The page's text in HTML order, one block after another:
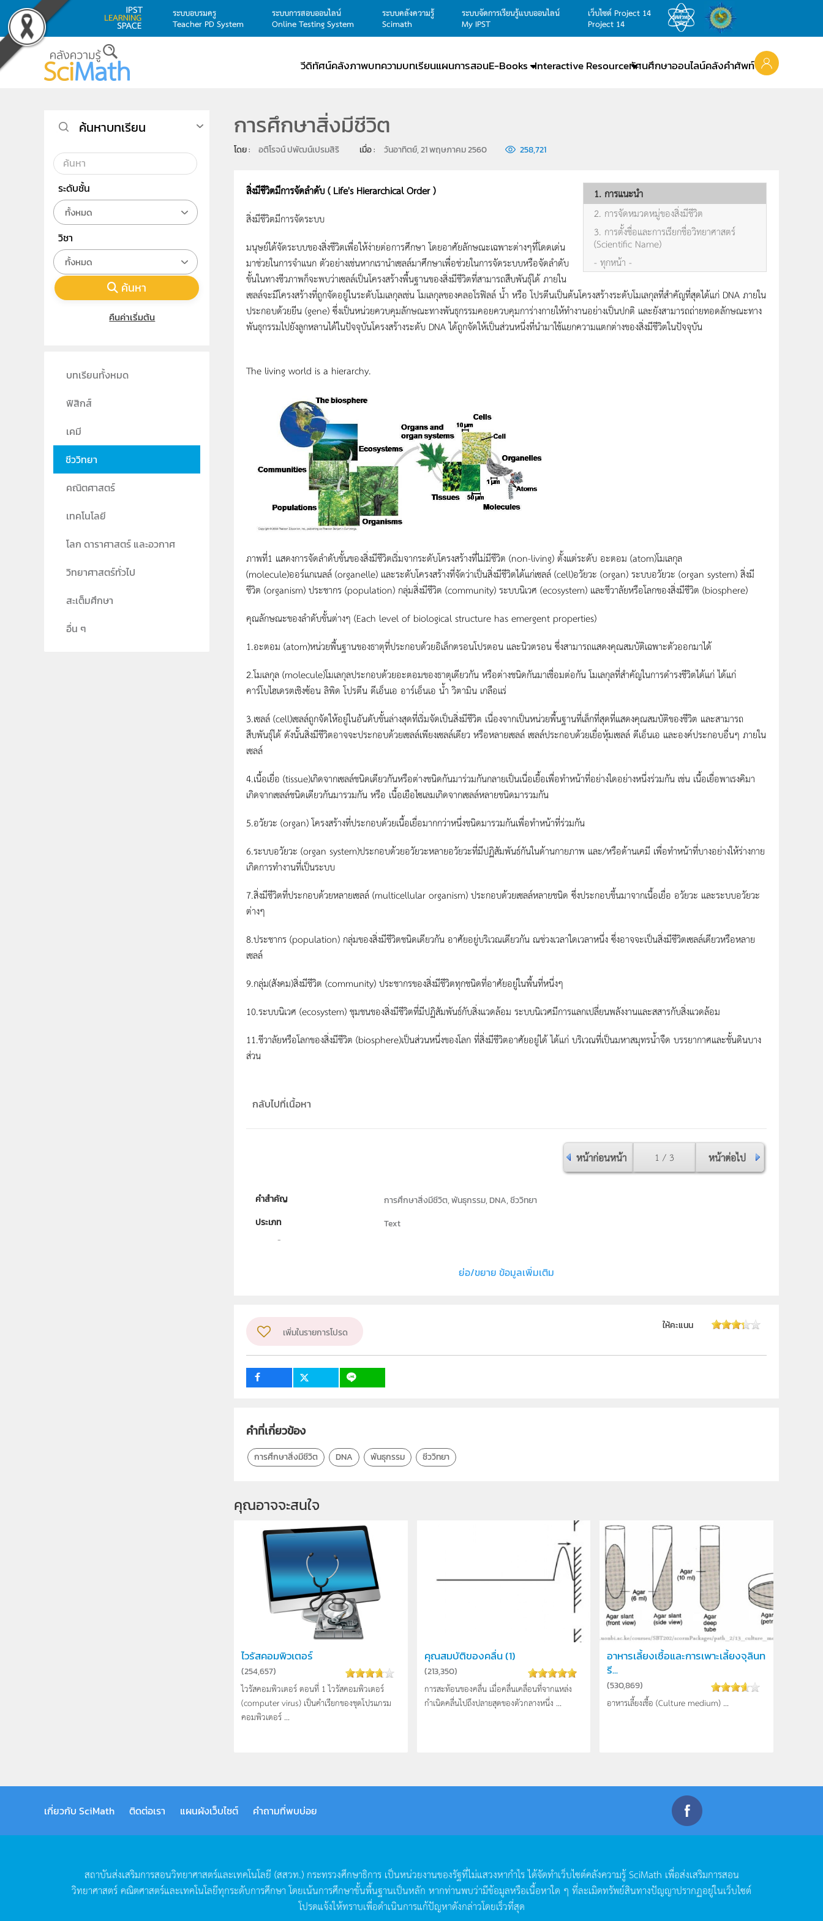
Skip to main content
ระบบอบรมครู
Teacher PD System
ระบบการสอบออนไลน์
Online Testing System
ระบบคลังความรู้
Scimath
ระบบจัดการเรียนรู้แบบออนไลน์
My IPST
เว็บไซต์ Project 14
Project 14
วีดิทัศน์คลังภาพบทความบทเรียนแผนการสอนE-Books Interactive Resourceทัศนศึกษาออนไลน์คลังคำศัพท์
การศึกษาสิ่งมีชีวิต
โดย : อติโรจน์ ปพัฒน์เปรมสิริ เมื่อ : วันอาทิตย์, 21 พฤษภาคม 2560 258,721
1. การแนะนำ
2. การจัดหมวดหมู่ของสิ่งมีชีวิต
3. การตั้งชื่อและการเรียกชื่อวิทยาศาสตร์
(Scientific Name)
- ทุกหน้า -
สิ่งมีชีวิตมีการจัดลำดับ ( Life's Hierarchical Order )
สิ่งมีชีวิตมีการจัดระบบ
มนุษย์ได้จัดระบบของสิ่งชีวิตเพื่อให้ง่ายต่อการศึกษา โดยอาศัยลักษณะเฉพาะต่างๆที่โดดเด่น
มาช่วยในการจำเเนก ตัวอย่างเช่นหากเรานำเซลล์มาศึกษาเพื่อช่วยในการจัดระบบหรือจัดลำดับ
ขั้นในทางชีวภาพก็จะพบว่าเซลล์เป็นโครงสร้างพื้นฐานของสิ่งมีชีวิตที่สามารถสืบพันธุ์ได้ ภายใน
เซลล์จะมีโครงสร้างที่ถูกจัดอยู่ในระดับโมเลกุลเช่น โมเลกุลของคลอโรฟิลล์ น้ำ หรือ โปรตีนเป็นต้นโครงสร้างระดับโมเลกุลที่สำคัญที่สุดได้แก่ DNA ภายใน
ประกอบด้วยยีน (gene) ซึ่งเป็นหน่วยควบคุมลักษณะทางพันธุกรรมคอยควบคุมการ่างกายให้ทำงานอย่างเป็นปกติ เเละยังสามารถถ่ายทอดลักษณะทาง
พันธุกรรมไปยังลูกหลานได้ในปัจจุบันโครงสร้างระดับ DNA ได้ถูกจัดให้เป็นส่วนหนึ่งที่นำมาใช้แยกความเเตกต่างของสิ่งมีชีวิตในปัจจุบัน
The living world is a hierarchy.
ภาพที่1 เเสดงการจัดลำดับขั้นของสิ่งมีชีวิตเริ่มจากระดับโครงสร้างที่ไม่มีชีวิต (non-living) ตั้งเเต่ระดับ อะตอม (atom)โมเลกุล
(molecule)ออร์เเกเนลล์ (organelle) เเละระดับโครงสร้างที่จัดว่าเป็นสิ่งมีชีวิตได้แก่เซลล์ (cell)อวัยวะ (organ) ระบบอวัยวะ (organ system) สิ่งมี
ชีวิต (organism) ประชากร (population) กลุ่มสิ่งมีชีวิต (community) ระบบนิเวศ (ecosystem) เเละชีวาลัยหรือโลกของสิ่งมีชีวิต (biosphere)
คุณลักษณะของลำดับขั้นต่างๆ (Each level of biological structure has emergent properties)
1.อะตอม (atom)หน่วยพื้นฐานของธาตุที่ประกอบด้วยอิเล็กตรอนโปรตอน และนิวตรอน ซึ่งสามารถเเสดงคุณสมบัติเฉพาะตัวออกมาได้
2.โมเลกุล (molecule)โมเลกุลประกอบด้วยอะตอมของธาตุเดียวกัน หรือต่างชนิดกันมาเชื่อมต่อกัน โมเลกุลที่สำคัญในการดำรงชีวิตได้แก่ ได้แก่
คาร์โบไฮเดรตเชิงซ้อน ลิพิด โปรตีน ดีเอ็นเอ อาร์เอ็นเอ น้ำ วิตามิน เกลือเเร่
3.เซลล์ (cell)เซลล์ถูกจัดให้อยู่ในอันดับขั้นล่างสุดที่เริ่มจัดเป็นสิ่งมีชีวิต เนื่องจากเป็นหน่วยพื้นฐานที่เล็กที่สุดที่แสดงคุณสมบัติของชีวิต และสามารถ
สืบพันธุ์ได้ ดังนั้นสิ่งมีชีวิตอาจจะประกอบด้วยเซลล์เพียงเซลล์เดียว หรือหลายเซลล์ เซลล์ประกอบด้วยเยื่อหุ้มเซลล์ ดีเอ็นเอ และองค์ประกอบอื่นๆ ภายใน
เซลล์
4.เนื้อเยื่อ (tissue)เกิดจากเซลล์ชนิดเดียวกันหรือต่างชนิดกันมาร่วมกันกลายเป็นเนื่อเยื้อเพื่อทำหน้าที่อย่างใดอย่างหนึ่งร่วมกัน เช่น เนื้อเยื่อพาเรงคิมา
เกิดจากเซลล์ชนิดเดียวกันมารวมกัน หรือ เนื้อเยือไซเลมเกิดจากเซลล์หลายชนิดมารวมกัน
5.อวัยวะ (organ) โครงสร้างที่ประกอบด้วยเนื้อเยื่อมากกว่าหนึ่งชนิดมารวมกันเพื่อทำหน้าที่ร่วมกัน
6.ระบบอวัยวะ (organ system)ประกอบด้วยอวัยวะหลายอวัยวะที่มีปฏิสัมพันธ์กันในด้านกายภาพ และ/หรือด้านเคมี เพื่อทำหน้าที่บางอย่างให้ร่างกาย
เกิดการทำงานที่เป็นระบบ
7.สิ่งมีชีวิตที่ประกอบด้วยหลายเซลล์ (multicellular organism) ประกอบด้วยเซลล์หลายชนิด ซึ่งประกอบขึ้นมาจากเนื้อเยื่อ อวัยวะ และระบบอวัยวะ
ต่างๆ
8.ประชากร (population) กลุ่มของสิ่งมีชีวิตชนิดเดียวกัน อาศัยอยู่บริเวณเดียวกัน ณช่วงเวลาใดเวลาหนึ่ง ซึ่งอาจจะเป็นสิ่งมีชีวิตเซลล์เดียวหรือหลาย
เซลล์
9.กลุ่ม(สังคม)สิ่งมีชีวิต (community) ประชากรของสิ่งมีชีวิตทุกชนิดที่อาศัยอยู่ในพื้นที่หนึ่งๆ
10.ระบบนิเวศ (ecosystem) ชุมชนของสิ่งมีชีวิตที่มีปฏิสัมพันธ์กับสิ่งแวดล้อม ระบบนิเวศมีการแลกเปลี่ยนพลังงานและสสารกับสิ่งแวดล้อม
11.ชีวาลัยหรือโลกของสิ่งมีชีวิต (biosphere)เป็นส่วนหนึ่งของโลก ที่สิ่งมีชีวิตอาศัยอยู่ได้ ได้แก่ บริเวณที่เป็นมหาสมุทรน้ำจืด บรรยากาศและชั้นดินบาง
ส่วน
กลับไปที่เนื้อหา
หน้าก่อนหน้า 1 / 3 หน้าต่อไป
คำสำคัญ
การศึกษาสิ่งมีชีวิต, พันธุกรรม, DNA, ชีววิทยา
ประเภท
Text
อติโรจน์ ปพัฒน์เปรมสิริ
กลุ่มเป้าหมาย
ย่อ/ขยาย ข้อมูลเพิ่มเติม
เพิ่มในรายการโปรด
ให้คะแนน
คำที่เกี่ยวข้อง
การศึกษาสิ่งมีชีวิต DNA พันธุกรรม ชีววิทยา
คุณอาจจะสนใจ
ไวรัสคอมพิวเตอร์
(254,657)
ไวรัสคอมพิวเตอร์ ตอนที่ 1 ไวรัสคอมพิวเตอร์
(computer virus) เป็นคำเรียกของชุดโปรแกรม
คอมพิวเตอร์ ...
คุณสมบัติของคลื่น (1)
(213,350)
การสะท้อนของคลื่น เมื่อคลื่นเคลื่อนที่จากแหล่ง
กำเนิดคลื่นไปถึงปลายสุดของตัวกลางหนึ่ง ...
อาหารเลี้ยงเชื้อและการเพาะเลี้ยงจุลินท
รี...
(530,869)
อาหารเลี้ยงเชื้อ (Culture medium) ...
ค้นหาบทเรียน
ระดับชั้น
ทั้งหมด
วิชา
ทั้งหมด
ค้นหา
คืนค่าเริ่มต้น
บทเรียนทั้งหมด
ฟิสิกส์
เคมี
ชีววิทยา
คณิตศาสตร์
เทคโนโลยี
โลก ดาราศาสตร์ และอวกาศ
วิทยาศาสตร์ทั่วไป
สะเต็มศึกษา
อื่น ๆ
เกี่ยวกับ SciMath ติดต่อเรา แผนผังเว็บไซต์ คำถามที่พบบ่อย
สถาบันส่งเสริมการสอนวิทยาศาสตร์และเทคโนโลยี (สสวท.) กระทรวงศึกษาธิการ เป็นหน่วยงานของรัฐที่ไม่แสวงหากำไรได้จัดทำเว็บไซต์คลังความรู้SciMath เพื่อส่งเสริมการสอน
วิทยาศาสตร์คณิตศาสตร์และเทคโนโลยีทุกระดับการศึกษา โดยเน้นการศึกษาขั้นพื้นฐานเป็นหลัก หากท่านพบว่ามีข้อมูลหรือเนื้อหาใด ๆ ที่ละเมิดทรัพย์สินทางปัญญาปรากฏอยู่ในเว็บไซต์
โปรดแจ้งให้ทราบเพื่อดำเนินการแก้ปัญหาดังกล่าวโดยเร็วที่สุด